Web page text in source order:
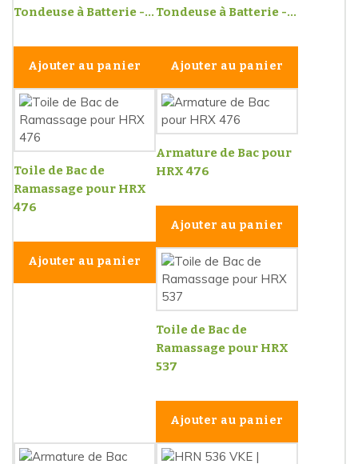
Tondeuse à Batterie -...
Ajouter au panier
Tondeuse à Batterie -...
Ajouter au panier
Toile de Bac de
Ramassage pour HRX
476
Ajouter au panier
Armature de Bac pour
HRX 476
Ajouter au panier
Toile de Bac de
Ramassage pour HRX
537
Ajouter au panier